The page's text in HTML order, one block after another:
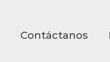
Contáctanos